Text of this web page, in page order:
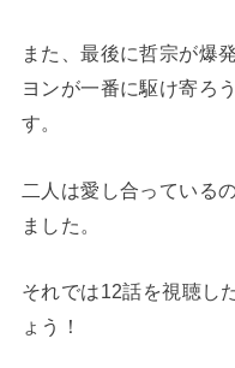
また、最後に哲宗が爆
ヨンが一番に駆け寄ろ
す。
二人は愛し合っている
ました。
それでは12話を視聴し
ょう！